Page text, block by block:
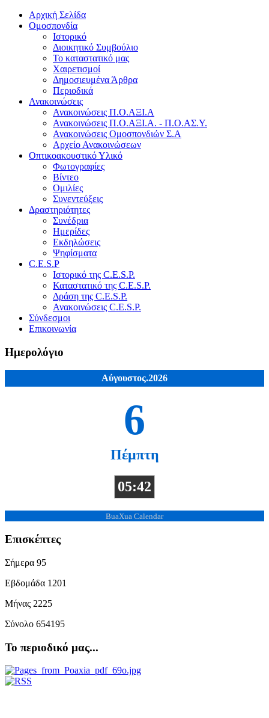
Αρχική Σελίδα
Ομοσπονδία
Ιστορικό
Διοικητικό Συμβούλιο
Το καταστατικό μας
Χαιρετισμοί
Δημοσιευμένα Άρθρα
Περιοδικά
Ανακοινώσεις
Ανακοινώσεις Π.Ο.ΑΞΙ.Α
Ανακοινώσεις Π.Ο.ΑΞΙ.Α. - Π.Ο.ΑΣ.Υ.
Ανακοινώσεις Ομοσπονδιών Σ.Α
Αρχείο Ανακοινώσεων
Οπτικοακουστικό Υλικό
Φωτογραφίες
Βίντεο
Ομιλίες
Συνεντεύξεις
Δραστηριότητες
Συνέδρια
Ημερίδες
Εκδηλώσεις
Ψηφίσματα
C.E.S.P
Ιστορικό της C.E.S.P.
Καταστατικό της C.E.S.P.
Δράση της C.E.S.P.
Ανακοινώσεις C.E.S.P.
Σύνδεσμοι
Επικοινωνία
Ημερολόγιο
Αύγουστος.2026
6
Πέμπτη
05:42
BuaXua Calendar
Επισκέπτες
Σήμερα 95
Εβδομάδα 1201
Μήνας 2225
Σύνολο 654195
Το περιοδικό μας...